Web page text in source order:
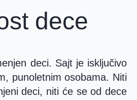
dece
deci. Sajt je isključivo
punoletnim osobama. Niti
deci, niti će se od dece